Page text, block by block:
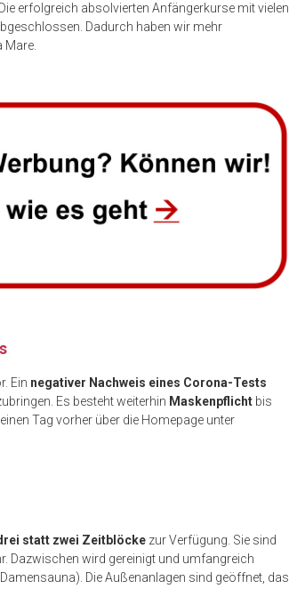
erfolgreich absolvierten Anfängerkurse mit vielen
Dadurch haben wir mehr
Mare.
Ein negativer Nachweis eines Corona-Tests
Es besteht weiterhin Maskenpflicht bis
Tag vorher über die Homepage unter
statt zwei Zeitblöcke zur Verfügung. Sie sind
Dazwischen wird gereinigt und umfangreich
Die Außenanlagen sind geöffnet, das